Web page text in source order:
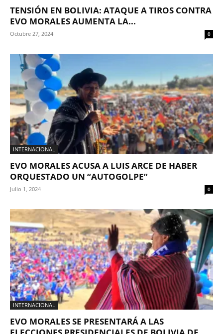
TENSIÓN EN BOLIVIA: ATAQUE A TIROS CONTRA
EVO MORALES AUMENTA LA...
Octubre 27, 2024 0
INTERNACIONAL
EVO MORALES ACUSA A LUIS ARCE DE HABER
ORQUESTADO UN “AUTOGOLPE”
Julio 1, 2024 0
INTERNACIONAL
EVO MORALES SE PRESENTARÁ A LAS